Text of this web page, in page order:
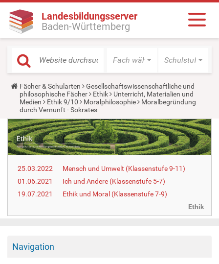
Landesbildungsserver
Baden-Württemberg
Fach wählen Schulstufe
Y
o
u
a
r
e
h
e
r
e
Fächer & Schularten
Gesellschaftswissenschaftliche und
philosophische Fächer
Ethik
Unterricht, Materialien und
Medien
Ethik 9/10 Moralphilosophie
Moralbegründung
durch Vernunft - Sokrates
25.03.2022
Mensch und Umwelt (Klassenstufe 9-11)
01.06.2021
Ich und Andere (Klassenstufe 5-7)
19.07.2021
Ethik und Moral (Klassenstufe 7-9)
Ethik
Navigation